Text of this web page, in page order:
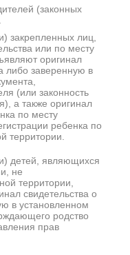
(законных
закрепленных лиц,
или по месту
оригинал
либо заверенную в
(или законность
а также оригинал
по месту
ребенка по
территории.
детей, являющихся
не
территории,
свидетельства о
в установленном
родство
прав